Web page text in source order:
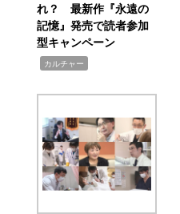
れ？ 最新作『永遠の
記憶』発売で読者参加
型キャンペーン
カルチャー